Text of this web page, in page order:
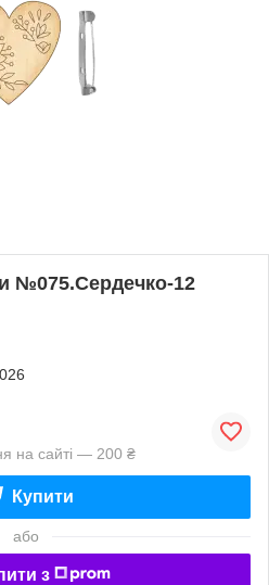
№075.Сердечко-12
на сайті — 200 ₴
Купити
або
з